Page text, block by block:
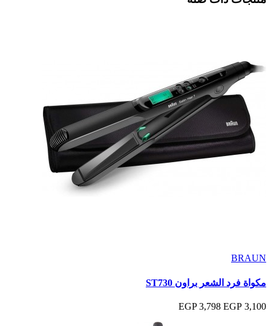
BRAUN
مكواة فرد الشعر براون ST730
3,100 EGP
3,798 EGP